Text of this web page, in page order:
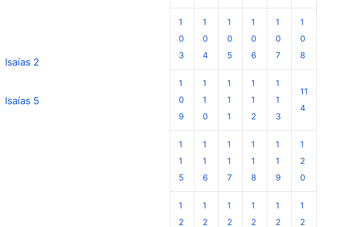
Isaías 2
Isaías 5
1
0
3
1
0
4
1
0
5
1
0
6
1
0
7
1
0
8
1
0
9
1
1
0
1
1
1
1
1
2
1
1
3
11
4
1
1
5
1
1
6
1
1
7
1
1
8
1
1
9
1
2
0
1
2
1
2
1
2
1
2
1
2
1
2